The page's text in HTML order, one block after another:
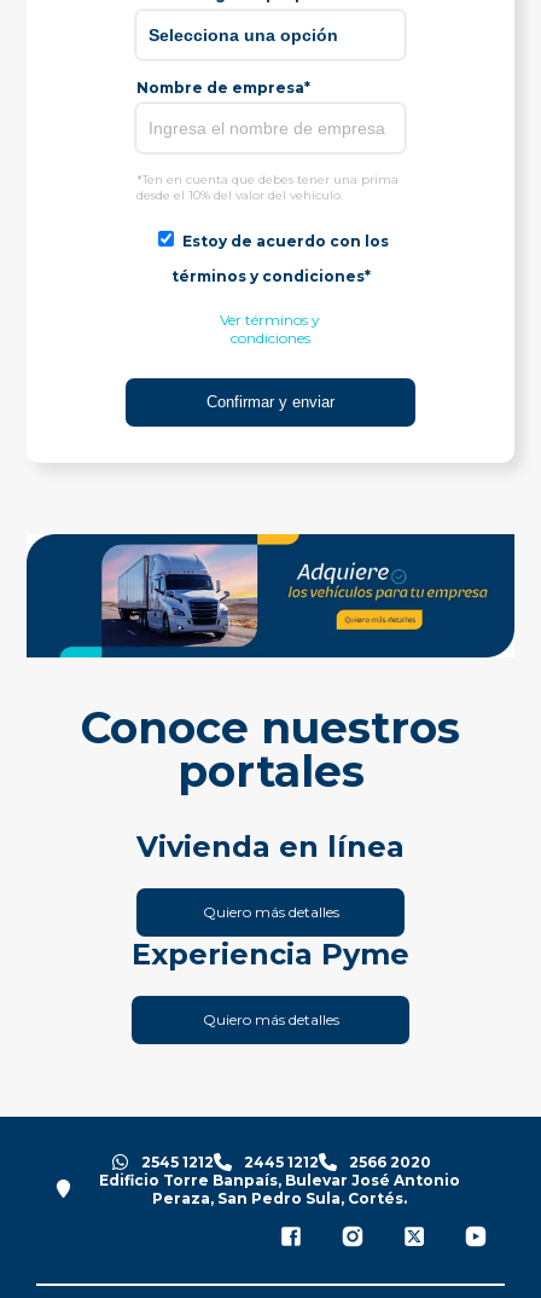
Nombre de empresa*
*Ten en cuenta que debes tener una prima
desde el 10% del valor del vehículo.
Estoy de acuerdo con los
términos y condiciones*
Ver términos y
condiciones
Conoce nuestros
portales
Vivienda en línea
Quiero más detalles
Experiencia Pyme
Quiero más detalles
2545 1212 2445 1212
2566 2020
Edificio Torre Banpaís, Bulevar José Antonio
Peraza, San Pedro Sula, Cortés.